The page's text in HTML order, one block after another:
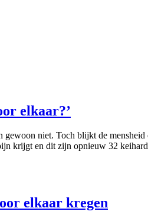
elkaar?’
niet. Toch blijkt de
krijgt en dit zijn opnieuw 32
elkaar kregen